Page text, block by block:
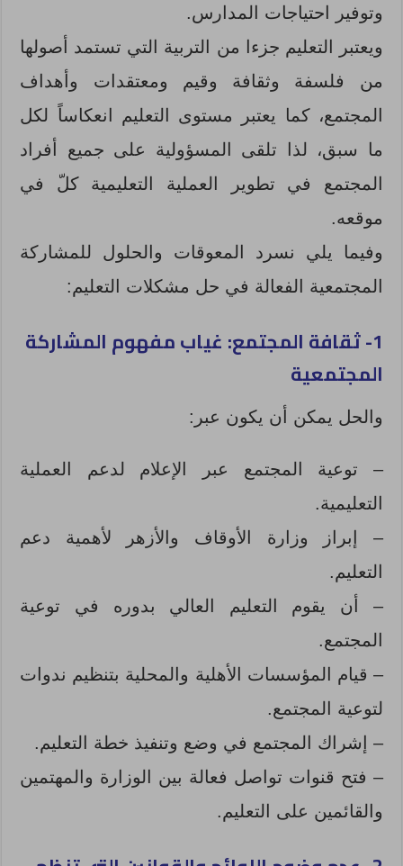
وتوفير احتياجات المدارس.
ويعتبر التعليم جزءا من التربية التي تستمد أصولها
من فلسفة وثقافة وقيم ومعتقدات وأهداف
المجتمع، كما يعتبر مستوى التعليم انعكاساً لكل
ما سبق، لذا تلقى المسؤولية على جميع أفراد
المجتمع في تطوير العملية التعليمية كلّ في
موقعه.
وفيما يلي نسرد المعوقات والحلول للمشاركة
المجتمعية الفعالة في حل مشكلات التعليم:
1- ثقافة المجتمع: غياب مفهوم المشاركة
المجتمعية
والحل يمكن أن يكون عبر:
– توعية المجتمع عبر الإعلام لدعم العملية
التعليمية.
– إبراز وزارة الأوقاف والأزهر لأهمية دعم
التعليم.
– أن يقوم التعليم العالي بدوره في توعية
المجتمع.
– قيام المؤسسات الأهلية والمحلية بتنظيم ندوات
لتوعية المجتمع.
– إشراك المجتمع في وضع وتنفيذ خطة التعليم.
– فتح قنوات تواصل فعالة بين الوزارة والمهتمين
والقائمين على التعليم.